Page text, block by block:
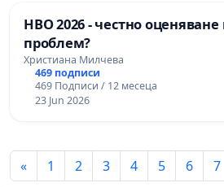
НВО 2026 - честно
проблем?
Христиана Милчева
469 подписи
469 Подписи / 12 месеца
23 Jun 2026
« 1 2 3 4 5 6 7